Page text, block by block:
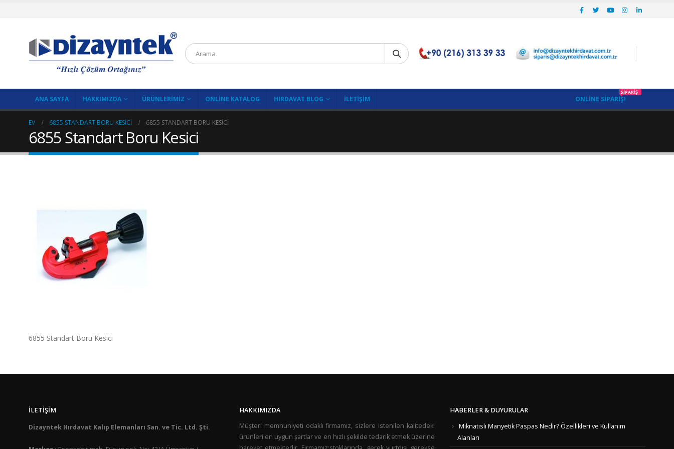
ANA SAYFA HAKKIMIZDA ÜRÜNLERIMIZ ONLINE KATALOG HIRDAVAT BLOG İLETIŞIM ONLINE SIPARIŞ!
SIPARIŞ
EV 6855 STANDART BORU KESICI 6855 STANDART BORU KESICI
6855 Standart Boru Kesici
6855 Standart Boru Kesici
İLETIŞIM
Dizayntek Hırdavat Kalıp Elemanları San. ve Tic. Ltd. Şti.
HAKKIMIZDA
Müşteri memnuniyeti odaklı firmamız, sizlere istenilen kalitedeki
ürünleri en uygun şartlar ve en hızlı şekilde tedarik etmek üzerine
HABERLER & DUYURULAR
Mıknatıslı Manyetik Paspas Nedir? Özellikleri ve Kullanım
Alanları